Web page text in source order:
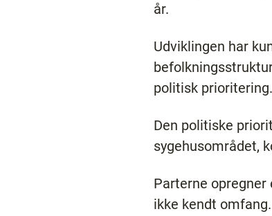
år.
Udviklingen har
politisk prioritering.
Den politiske
sygehusområdet,
Parterne
ikke kendt omfang.